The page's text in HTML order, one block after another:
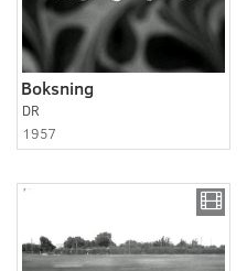
Boksning
DR
1957